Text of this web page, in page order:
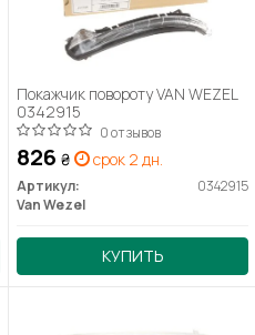
Покажчик повороту VAN WEZEL
0342915
0 отзывов
826 ₴ срок 2 дн.
Артикул:
0342915
Van Wezel
КУПИТЬ